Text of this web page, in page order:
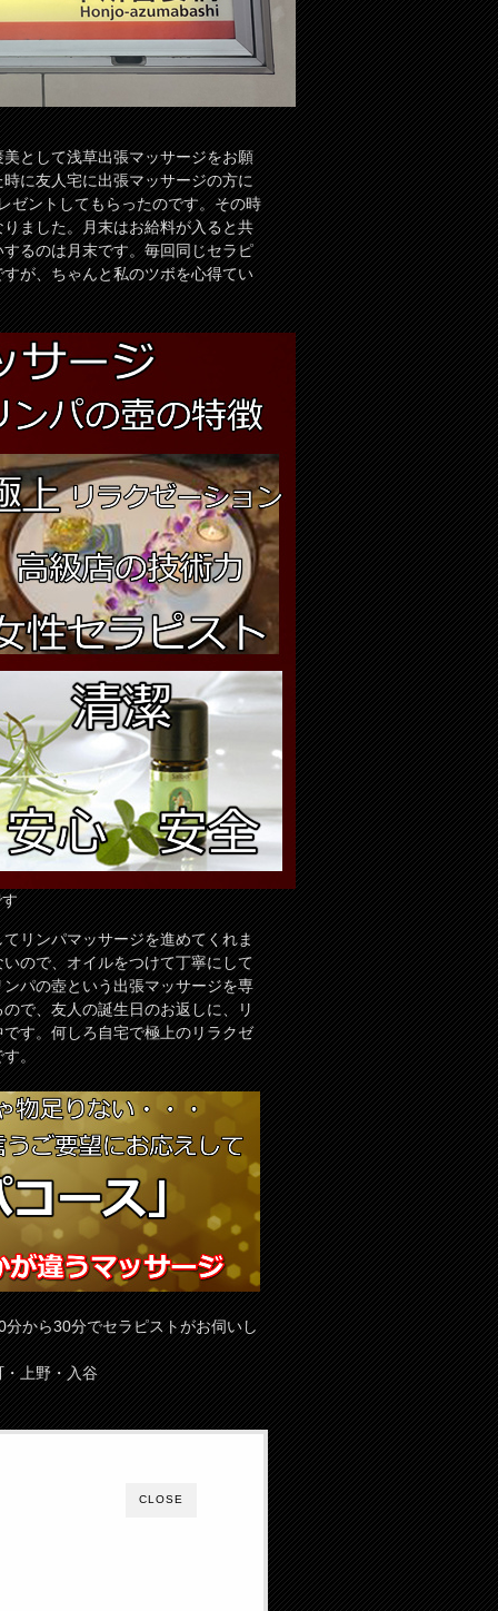
として浅草出張マッサージをお願
に友人宅に出張マッサージの方に
ゼントしてもらったのです。その時
ました。月末はお給料が入ると共
るのは月末です。毎回同じセラピ
が、ちゃんと私のツボを心得てい
リンパマッサージを進めてくれま
ので、オイルをつけて丁寧にして
パの壺という出張マッサージを専
で、友人の誕生日のお返しに、リ
す。何しろ自宅で極上のリラクゼ
す。
から30分でセラピストがお伺いし
・上野・入谷
CLOSE